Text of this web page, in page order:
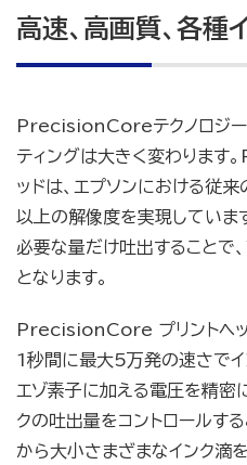
高速、高画質、各種
PrecisionCoreテクノロジー
ティングは大きく変わりま
ッドは、エプソンにおける従
以上の解像度を実現していま
必要な量だけ吐出することで
となります。
PrecisionCore プリントヘッ
1秒間に最大5万発の速さでイ
エゾ素子に加える電圧を精密
クの吐出量をコントロールす
から大小さまざまなインク滴